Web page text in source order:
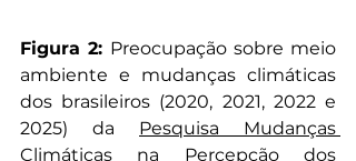
Figura 2: Preocupação sobre meio
ambiente e mudanças climáticas
dos brasileiros (2020, 2021, 2022 e
2025) da Pesquisa Mudanças
Climáticas na Percepção dos